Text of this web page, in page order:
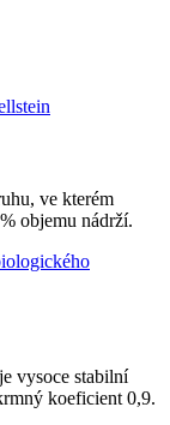
ve kterém
objemu nádrží.
vysoce stabilní
koeficient 0,9.